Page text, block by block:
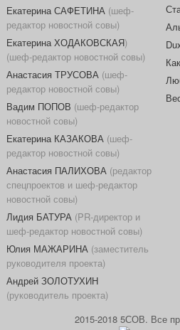
Екатерина САФЕТИНА(шеф-
редактор новостной совы)
Екатерина ХОДАКОВСКАЯ)
(шеф-редактор новостной совы)
Анастасия ТРУСОВА(шеф-
редактор новостной совы)
Вадим ПОПОВ (шеф-редактор
новостной совы)
Екатерина КАЗАКОВА(шеф-
редактор новостной совы)
Анастасия ПАЛИХОВА(редактор
спецпроектов и шеф-редактор
новостной совы)
Лидия БАТУРА(PR-директор и
шеф-редактор новостной совы)
Юлия МАЖАРИНА(заместитель
руководителя проекта)
Андрей ЗОЛОТУХИН
(руководитель проекта)
2015-2018 5СОВ. Все